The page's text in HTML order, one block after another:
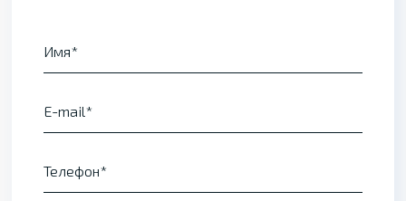
Имя
E-mail
Телефон